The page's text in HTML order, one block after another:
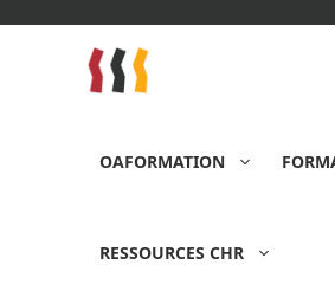
OAFORMATION
RESSOURCES CHR